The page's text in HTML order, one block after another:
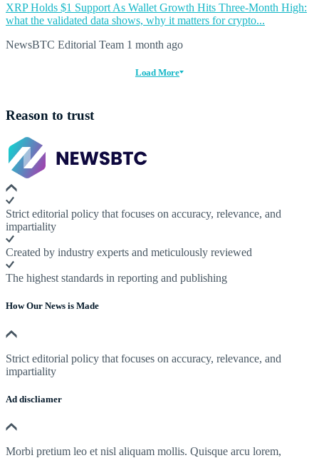
XRP Holds $1 Support As Wallet Growth Hits Three-Month High:
what the validated data shows, why it matters for crypto...
NewsBTC Editorial Team 1 month ago
Load More
Reason to trust
Strict editorial policy that focuses on accuracy, relevance, and
impartiality
Created by industry experts and meticulously reviewed
The highest standards in reporting and publishing
How Our News is Made
Strict editorial policy that focuses on accuracy, relevance, and
impartiality
Ad discliamer
Morbi pretium leo et nisl aliquam mollis. Quisque arcu lorem,